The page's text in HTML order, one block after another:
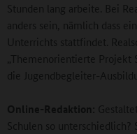
Stunden lang arbeite. Bei
anders sein, nämlich dass
Unterrichts stattfindet.
„Themenorientierte Projekt
die Jugendbegleiter-
Online-Redaktion:
Schulen so